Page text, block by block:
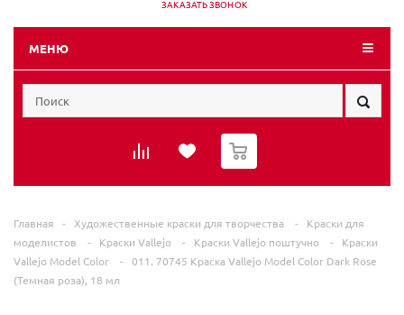
ЗАКАЗАТЬ ЗВОНОК
МЕНЮ
0
Главная - Художественные краски для творчества -
Краски для
моделистов
- Краски Vallejo - Краски Vallejo поштучно -
Краски
Vallejo Model Color
-
011. 70745 Краска Vallejo Model Color Dark Rose
(Темная роза), 18 мл